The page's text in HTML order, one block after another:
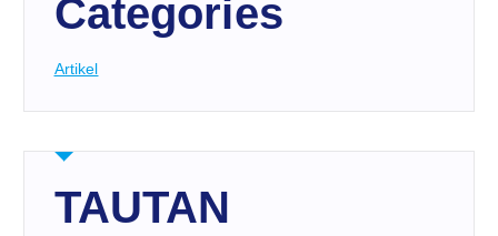
Categories
Artikel
TAUTAN